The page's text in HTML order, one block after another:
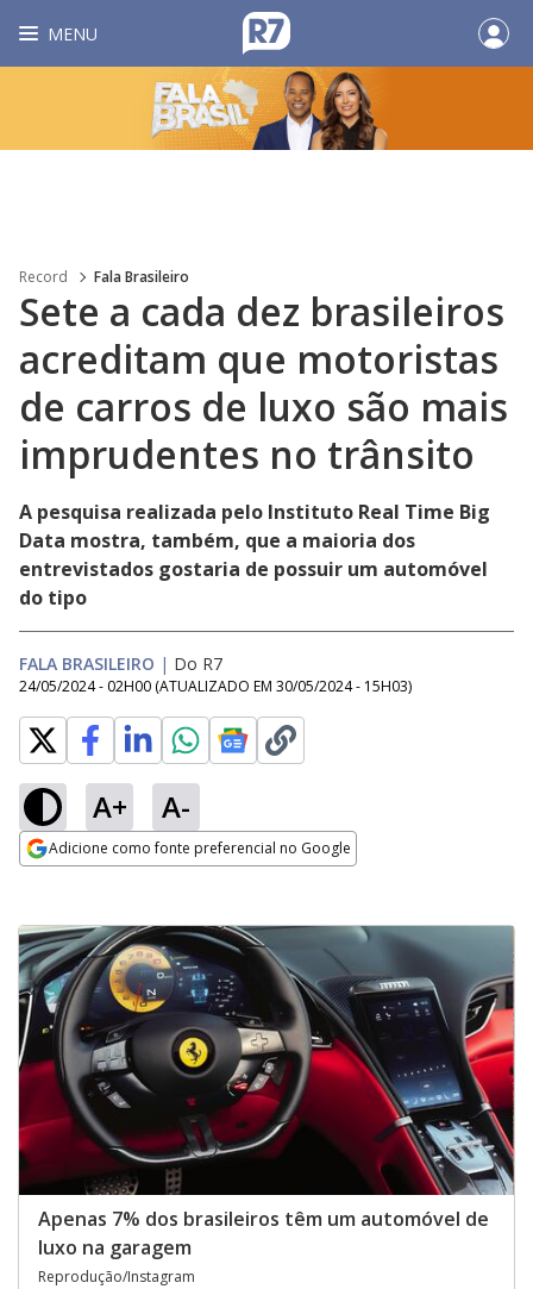
MENU
Record Fala Brasileiro
Sete a cada dez brasileiros
acreditam que motoristas
de carros de luxo são mais
imprudentes no trânsito
A pesquisa realizada pelo Instituto Real Time Big
Data mostra, também, que a maioria dos
entrevistados gostaria de possuir um automóvel
do tipo
FALA BRASILEIRO | Do R7
24/05/2024 - 02H00 (ATUALIZADO EM 30/05/2024 - 15H03)
A+ A-
Adicione como fonte preferencial no Google
Apenas 7% dos brasileiros têm um automóvel de
luxo na garagem
Reprodução/Instagram